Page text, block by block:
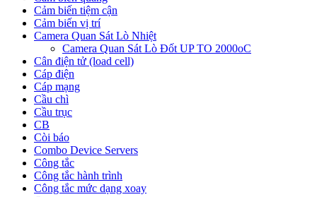
Cảm biến tiệm cận
Cảm biến vị trí
Camera Quan Sát Lò Nhiệt
Camera Quan Sát Lò Đốt UP TO 2000oC
Cân điện tử (load cell)
Cáp điện
Cáp mạng
Cầu chì
Cầu trục
CB
Còi báo
Combo Device Servers
Công tắc
Công tắc hành trình
Công tắc mức dạng xoay